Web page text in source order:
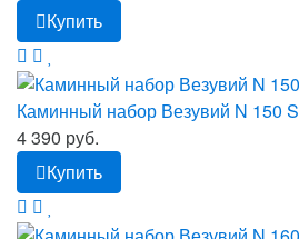
Купить
Каминный набор Везувий N 150 S
4 390 руб.
Купить